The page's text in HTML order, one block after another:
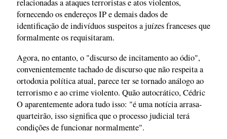
relacionadas a ataques terroristas e atos violentos,
fornecendo os endereços IP e demais dados de
identificação de indivíduos suspeitos a juízes franceses que
formalmente os requisitaram.
Agora, no entanto, o "discurso de incitamento ao ódio",
convenientemente tachado de discurso que não respeita a
ortodoxia política atual, parece ter se tornado análogo ao
terrorismo e ao crime violento. Quão autocrático, Cédric
O aparentemente adora tudo isso: "é uma notícia arrasa-
quarteirão, isso significa que o processo judicial terá
condições de funcionar normalmente".